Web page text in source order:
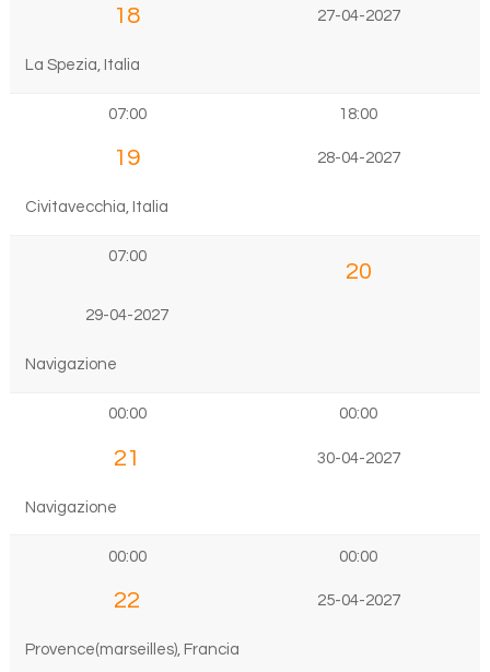
18 27-04-2027
La Spezia, Italia
07:00 18:00
19 28-04-2027
Civitavecchia, Italia
07:00
20
29-04-2027
Navigazione
00:00 00:00
21 30-04-2027
Navigazione
00:00 00:00
22 25-04-2027
Provence(marseilles), Francia